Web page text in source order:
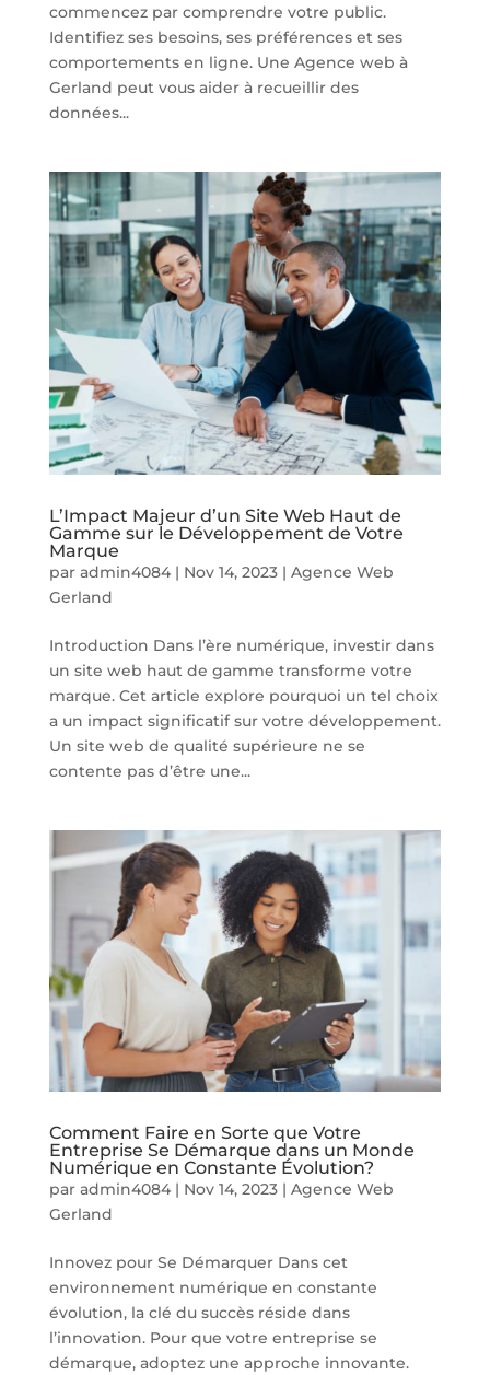
commencez par comprendre votre public.
Identifiez ses besoins, ses préférences et ses
comportements en ligne. Une Agence web à
Gerland peut vous aider à recueillir des
données...
L’Impact Majeur d’un Site Web Haut de
Gamme sur le Développement de Votre
Marque
par admin4084| Nov 14, 2023| Agence Web
Gerland
Introduction Dans l’ère numérique, investir dans
un site web haut de gamme transforme votre
marque. Cet article explore pourquoi un tel choix
a un impact significatif sur votre développement.
Un site web de qualité supérieure ne se
contente pas d’être une...
Comment Faire en Sorte que Votre
Entreprise Se Démarque dans un Monde
Numérique en Constante Évolution?
par admin4084| Nov 14, 2023| Agence Web
Gerland
Innovez pour Se Démarquer Dans cet
environnement numérique en constante
évolution, la clé du succès réside dans
l’innovation. Pour que votre entreprise se
démarque, adoptez une approche innovante.